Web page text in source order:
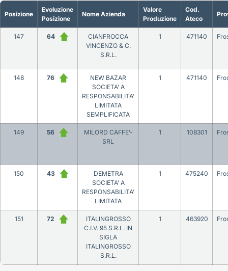
Posizione
Evoluzione
Posizione
Nome Azienda
Valore
Produzione
Cod.
Ateco
147 64
CIANFROCCA
VINCENZO & C.
S.R.L.
1 471140
148 76
NEW BAZAR
SOCIETA’ A
RESPONSABILITA’
LIMITATA
SEMPLIFICATA
1 471140
149 56
MILORD CAFFE’-
SRL
1 108301
150 43
DEMETRA
SOCIETA’ A
RESPONSABILITA’
LIMITATA
1 475240
151 72
ITALINGROSSO
C.I.V. 95 S.R.L. IN
SIGLA
ITALINGROSSO
S.R.L.
1 463920